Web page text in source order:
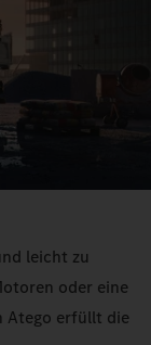
leicht zu
oder eine
Atego erfüllt die